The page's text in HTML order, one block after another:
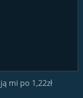
mi po 1,22zł